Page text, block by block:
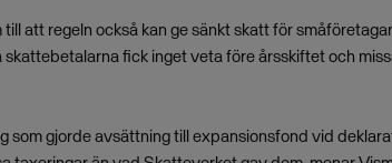
att regeln också kan ge sänkt skatt för
fick inget veta före årsskiftet och
som gjorde avsättning till expansionsfond vid